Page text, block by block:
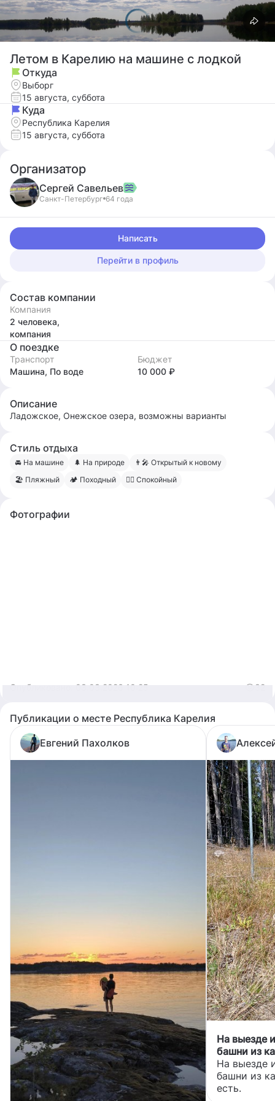
Летом в Карелию на машине с лодкой
Откуда
Выборг
15 августа, суббота
Куда
Республика Карелия
15 августа, суббота
Организатор
Сергей Савельев
Санкт-Петербург 64 года
Написать
Перейти в профиль
Состав компании
Компания
2 человека,
компания
О поездке
Транспорт
Машина, По воде
Бюджет
10 000 ₽
Описание
Ладожское, Онежское озера, возможны варианты
Стиль отдыха
🚘 На машине 🌲 На природе
👨‍🎤 Открытый к новому
🏖 Пляжный
🏕 Походный 🧍‍♂️ Спокойный
Фотографии
Опубликовано: 03.03.2026 10:25 32
Публикации о месте Республика Карелия
Евгений Пахолков
На выезде
башни из
есть.
На выезде
башни из
есть.